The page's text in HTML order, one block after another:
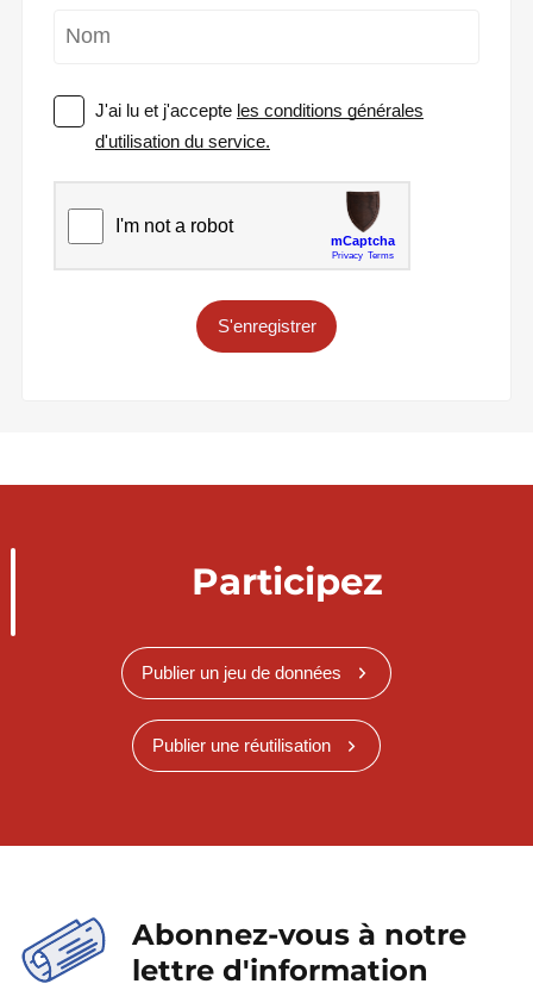
J'ai lu et j'accepte les conditions générales
d'utilisation du service.
S'enregistrer
Participez
Publier un jeu de données
Publier une réutilisation
Abonnez-vous à notre
lettre d'information